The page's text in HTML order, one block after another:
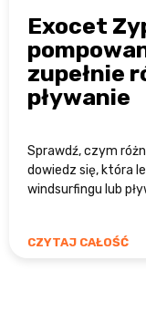
Exocet
zupełnie
pływanie
Sprawdź, czym
dowiedz się, która
windsurfingu lub
CZYTAJ CAŁOŚĆ